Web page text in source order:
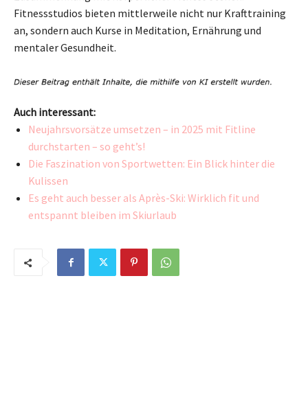
Fitnessstudios bieten mittlerweile nicht nur Krafttraining
an, sondern auch Kurse in Meditation, Ernährung und
mentaler Gesundheit.
Auch interessant:
Neujahrsvorsätze umsetzen – in 2025 mit Fitline
durchstarten – so geht’s!
Die Faszination von Sportwetten: Ein Blick hinter die
Kulissen
Es geht auch besser als Après-Ski: Wirklich fit und
entspannt bleiben im Skiurlaub